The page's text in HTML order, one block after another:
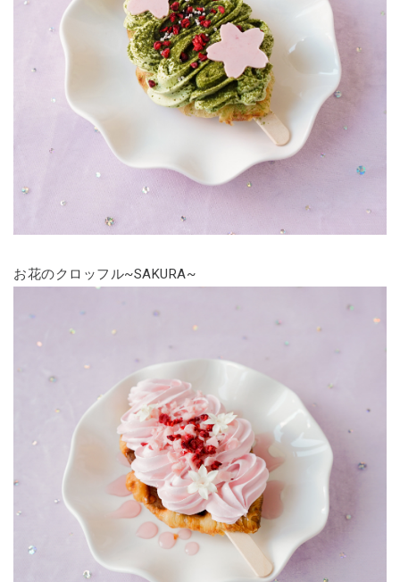
お花のクロッフル~SAKURA~